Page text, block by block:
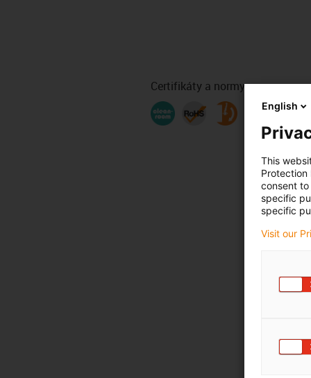
Certifikáty a normy
English
This
Protection
consent
specific
specific
Visit our